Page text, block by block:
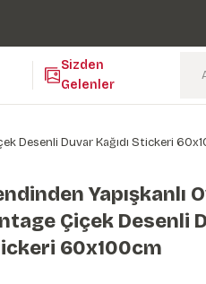
Duvar Kağıtları😇
Sizden
Gelenler
Desenli Duvar Kağıdı Stickeri
Yapışkanlı
Çiçek Desenli
60x100cm